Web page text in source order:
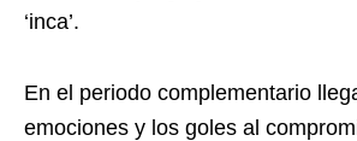
‘inca’.
En el periodo complementario
emociones y los goles al